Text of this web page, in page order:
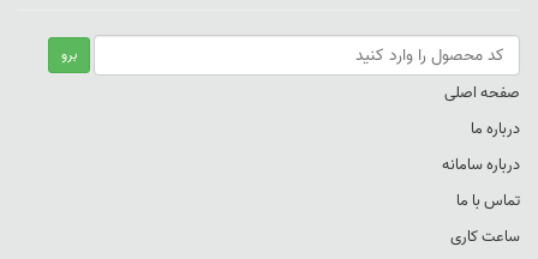
صفحه اصلی
درباره ما
درباره سامانه
تماس با ما
ساعت کاری